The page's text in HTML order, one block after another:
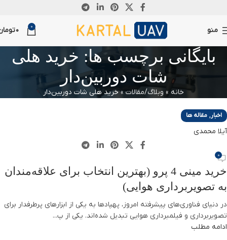
منو 0
0
بایگانی برچسب ها: خرید هلی
شات دوربین‌دار
خانه » وبلاگ/مقالات »خرید هلی شات دوربین‌دار
اکتبر
اخبار, مقاله ها
آیلا محمدی
0
خرید مینی 4 پرو (بهترین انتخاب برای علاقه‌مندان
به تصویربرداری هوایی)
در دنیای فناوری‌های پیشرفته امروز، پهپادها به یکی از ابزارهای پرطرفدار برای
تصویربرداری و فیلمبرداری هوایی تبدیل شده‌اند. یکی از پ...
ادامه مطلب